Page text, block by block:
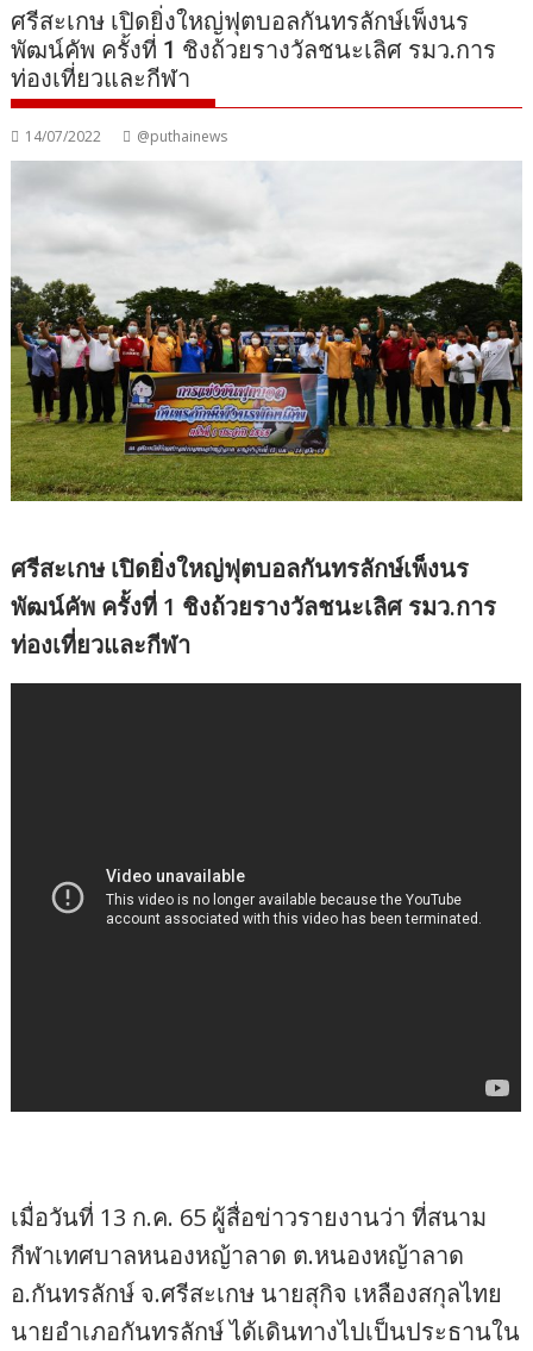
ศรีสะเกษ เปิดยิ่งใหญ่ฟุตบอลกันทรลักษ์เพ็งนร
พัฒน์คัพ ครั้งที่ 1 ชิงถ้วยรางวัลชนะเลิศ รมว.การ
ท่องเที่ยวและกีฬา
14/07/2022 @puthainews
ศรีสะเกษ เปิดยิ่งใหญ่ฟุตบอลกันทรลักษ์เพ็งนร
พัฒน์คัพ ครั้งที่ 1 ชิงถ้วยรางวัลชนะเลิศ รมว.การ
ท่องเที่ยวและกีฬา
เมื่อวันที่ 13 ก.ค. 65 ผู้สื่อข่าวรายงานว่า ที่สนาม
กีฬาเทศบาลหนองหญ้าลาด ต.หนองหญ้าลาด
อ.กันทรลักษ์ จ.ศรีสะเกษ นายสุกิจ เหลืองสกุลไทย
นายอำเภอกันทรลักษ์ ได้เดินทางไปเป็นประธานใน